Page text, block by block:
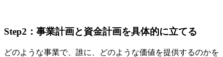
Step2：事業計画と資金計画を具体的に立てる
どのような事業で、誰に、どのような価値を提供するのかを